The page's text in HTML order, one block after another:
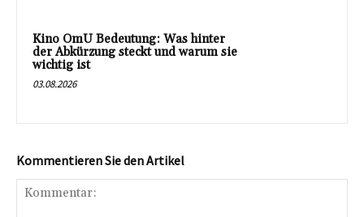
Kino OmU Bedeutung: Was hinter
der Abkürzung steckt und warum sie
wichtig ist
03.08.2026
Kommentieren Sie den Artikel